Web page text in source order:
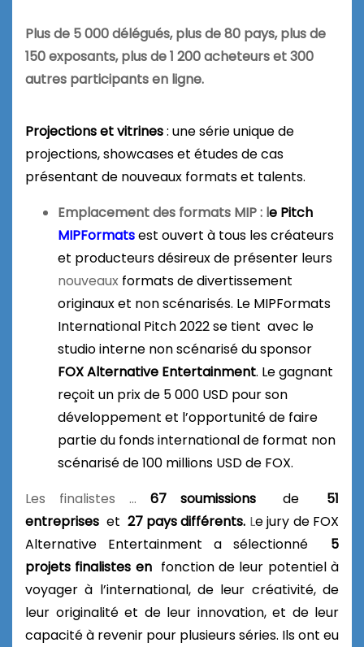
Plus de 5 000 délégués, plus de 80 pays, plus de
150 exposants, plus de 1 200 acheteurs et 300
autres participants en ligne.
Projections et vitrines: une série unique de
projections, showcases et études de cas
présentant de nouveaux formats et talents.
Emplacement des formats MIP : le Pitch
MIPFormatsest ouvert à tous les créateurs
et producteurs désireux de présenter leurs
nouveaux formats de divertissement
originaux et non scénarisés. Le MIPFormats
International Pitch 2022 se tient avec le
studio interne non scénarisé du sponsor
FOX Alternative Entertainment. Le gagnant
reçoit un prix de 5 000 USD pour son
développement et l’opportunité de faire
partie du fonds international de format non
scénarisé de 100 millions USD de FOX.
Les finalistes … 67 soumissionsde 51
entreprises et 27 pays différents. Le jury de FOX
Alternative Entertainment a sélectionné 5
projets finalistes enfonction de leur potentiel à
voyager à l’international, de leur créativité, de
leur originalité et de leur innovation, et de leur
capacité à revenir pour plusieurs séries. Ils ont eu